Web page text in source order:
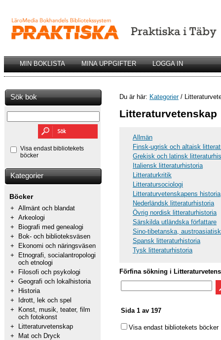
MIN BOKLISTA MINA UPPGIFTER LOGGA IN
Sök bok
Visa endast bibliotekets
böcker
Kategorier
Böcker
+ Allmänt och blandat
+ Arkeologi
+
Biografi med genealogi
+
Bok- och biblioteksväsen
+
Ekonomi och näringsväsen
+
Etnografi, socialantropologi
och etnologi
+
Filosofi och psykologi
+ Geografi och lokalhistoria
+
Historia
+
Idrott, lek och spel
+
Konst, musik, teater, film
och fotokonst
+
Litteraturvetenskap
+
Mat och Dryck
Du är här: Kategorier/
Litteraturvetenskap
Allmän
Finsk-ugrisk och altaisk
Grekisk och latinsk
Italiensk litteraturhistoria
Litteraturkritik
Litteratursociologi
Litteraturvetenskapens historia
Nederländsk litteraturhistoria
Övrig nordisk litteraturhistoria
Särskilda utländska författare
Sino-tibetanska,
Spansk litteraturhistoria
Tysk litteraturhistoria
Förfina sökning i
Sida 1 av 197
Visa endast bibliotekets böcker